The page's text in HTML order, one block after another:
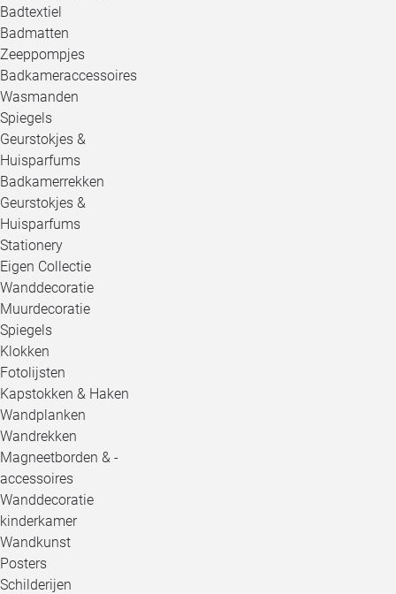
Badtextiel
Badmatten
Zeeppompjes
Badkameraccessoires
Wasmanden
Spiegels
Geurstokjes &
Huisparfums
Badkamerrekken
Geurstokjes &
Huisparfums
Stationery
Eigen Collectie
Wanddecoratie
Muurdecoratie
Spiegels
Klokken
Fotolijsten
Kapstokken & Haken
Wandplanken
Wandrekken
Magneetborden & -
accessoires
Wanddecoratie
kinderkamer
Wandkunst
Posters
Schilderijen